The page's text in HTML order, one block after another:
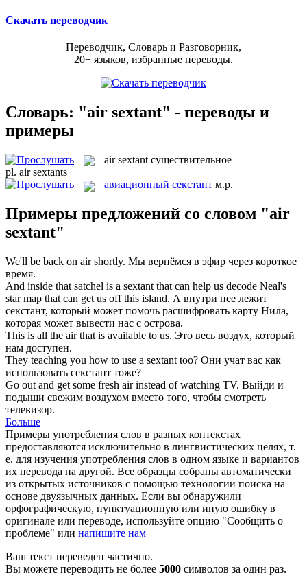
Скачать переводчик
Переводчик, Словарь и Разговорник,
20+ языков, избранные переводы.
Словарь: "air sextant" - переводы и
примеры
air sextant существительное
pl. air sextants
авиационный секстант м.р.
Примеры предложений со словом "air
sextant"
We'll be back on airshortly. Мы вернёмся в эфир через короткое
время.
And inside that satchel is a sextant that can help us decode Neal's
star map that can get us off this island. А внутри нее лежит
секстант, который может помочь расшифровать карту Нила,
которая может вывести нас с острова.
This is all the airthat is available to us. Это весь воздух, который
нам доступен.
They teaching you how to use a sextant too? Они учат вас как
использовать секстант тоже?
Go out and get some fresh airinstead of watching TV. Выйди и
подыши свежим воздухом вместо того, чтобы смотреть
телевизор.
Больше
Примеры употребления слов в разных контекстах
предоставляются исключительно в лингвистических целях, т.
е. для изучения употребления слов в одном языке и вариантов
их перевода на другой. Все образцы собраны автоматически
из открытых источников с помощью технологии поиска на
основе двуязычных данных. Если вы обнаружили
орфографическую, пунктуационную или иную ошибку в
оригинале или переводе, используйте опцию "Сообщить о
проблеме" или напишите нам
Ваш текст переведен частично.
Вы можете переводить не более 5000 символов за один раз.